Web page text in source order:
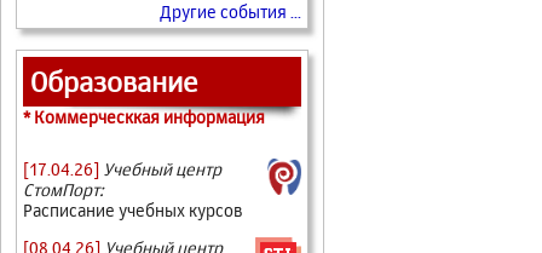
Другие события ...
Образование
* Коммерческкая информация
[17.04.26] Учебный центр
СтомПорт:
Расписание учебных курсов
[08.04.26] Учебный центр